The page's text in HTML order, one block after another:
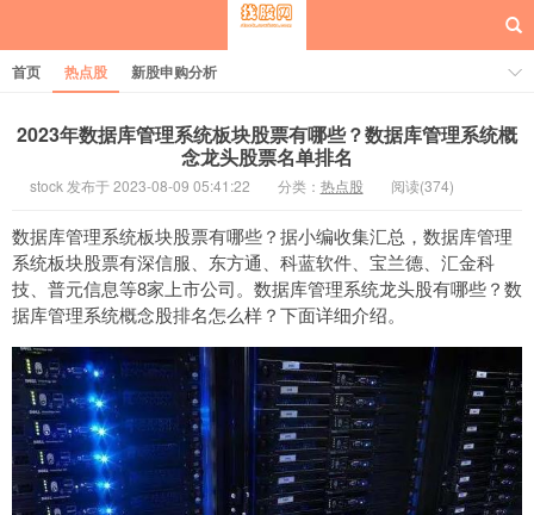
每日概念股
首页 热点股 新股申购分析
2023年数据库管理系统板块股票有哪些？数据库管理系统概
念龙头股票名单排名
stock 发布于 2023-08-09 05:41:22 分类： 热点股 阅读(374)
数据库管理系统板块股票有哪些？据小编收集汇总，数据库管理
系统板块股票有深信服、东方通、科蓝软件、宝兰德、汇金科
技、普元信息等8家上市公司。数据库管理系统龙头股有哪些？数
据库管理系统概念股排名怎么样？下面详细介绍。